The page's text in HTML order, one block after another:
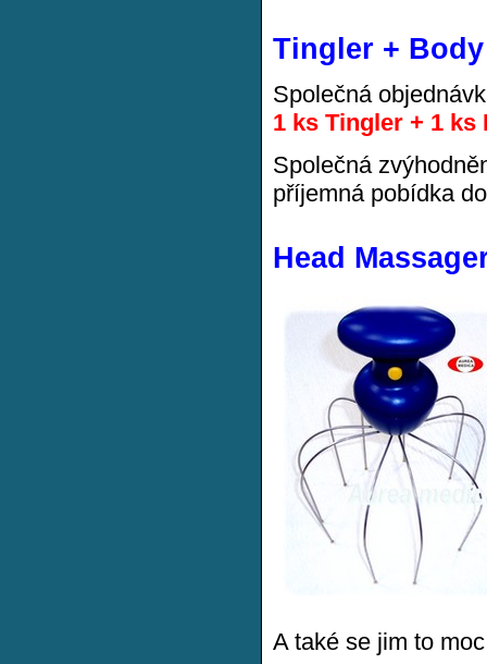
Tingler +
Společná
1 ks Tingler + 1 ks
Společná
příjemná pobídka
Head
A také se jim to